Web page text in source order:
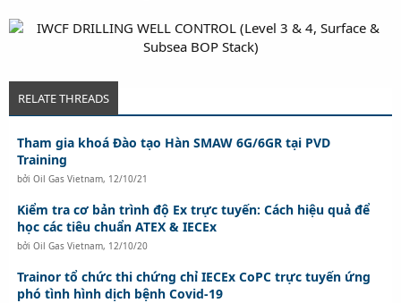
RELATE THREADS
Tham gia khoá Đào tạo Hàn SMAW 6G/6GR tại PVD
Training
bởi Oil Gas Vietnam, 12/10/21
Kiểm tra cơ bản trình độ Ex trực tuyến: Cách hiệu quả để
học các tiêu chuẩn ATEX & IECEx
bởi Oil Gas Vietnam, 12/10/20
Trainor tổ chức thi chứng chỉ IECEx CoPC trực tuyến ứng
phó tình hình dịch bệnh Covid-19